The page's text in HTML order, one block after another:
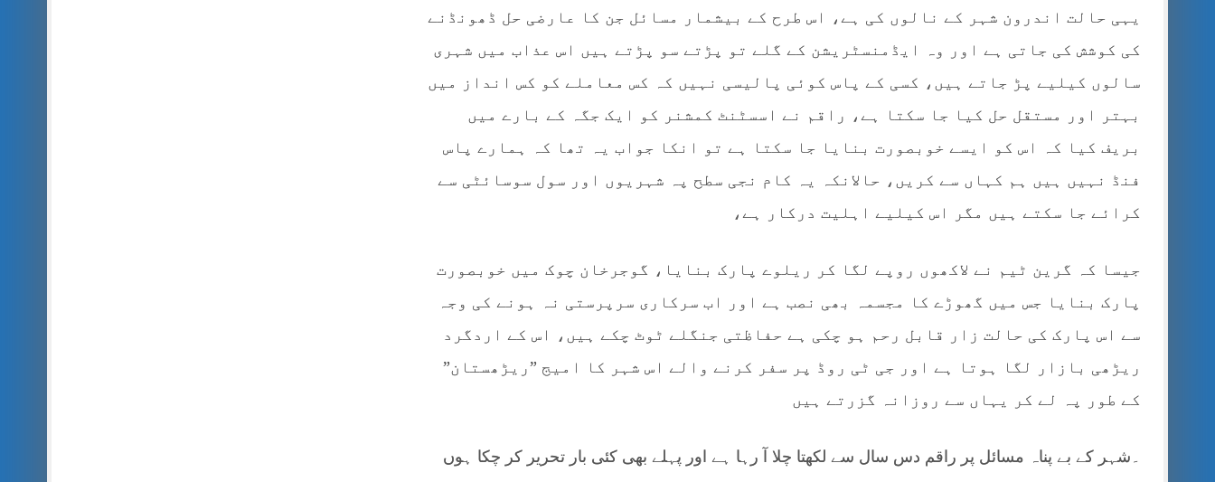
یہی حالت اندرون شہر کے نالوں کی ہے، اس طرح کے بیشمار مسائل جن کا عارضی حل ڈھونڈنے
کی کوشش کی جاتی ہے اور وہ ایڈمنسٹریشن کے گلے تو پڑتے سو پڑتے ہیں اس عذاب میں شہری
سالوں کیلیے پڑ جاتے ہیں، کسی کے پاس کوئی پالیسی نہیں کہ کس معاملے کو کس انداز میں
بہتر اور مستقل حل کیا جا سکتا ہے، راقم نے اسسٹنٹ کمشنر کو ایک جگہ کے بارے میں
بریف کیا کہ اس کو ایسے خوبصورت بنایا جا سکتا ہے تو انکا جواب یہ تھا کہ ہمارے پاس
فنڈ نہیں ہیں ہم کہاں سے کریں، حالانکہ یہ کام نجی سطح پہ شہریوں اور سول سوسائٹی سے
کرائے جا سکتے ہیں مگر اس کیلیے اہلیت درکار ہے،
جیسا کہ گرین ٹیم نے لاکھوں روپے لگا کر ریلوے پارک بنایا، گوجرخان چوک میں خوبصورت
پارک بنایا جس میں گھوڑے کا مجسمہ بھی نصب ہے اور اب سرکاری سرپرستی نہ ہونے کی وجہ
سے اس پارک کی حالت زار قابل رحم ہو چکی ہے حفاظتی جنگلے ٹوٹ چکے ہیں، اس کے اردگرد
ریڑھی بازار لگا ہوتا ہے اور جی ٹی روڈ پر سفر کرنے والے اس شہر کا امیج ”ریڑھستان”
کے طور پہ لے کر یہاں سے روزانہ گزرتے ہیں
۔شہر کے بے پناہ مسائل پر راقم دس سال سے لکھتا چلا آ رہا ہے اور پہلے بھی کئی بار تحریر کر چکا ہوں